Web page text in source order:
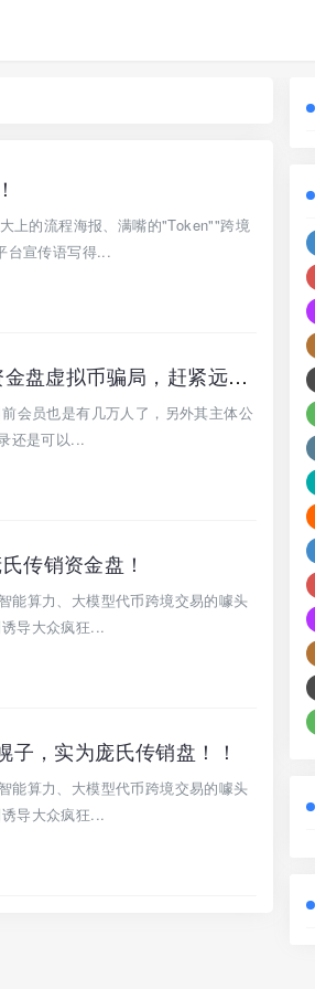
上的流程海报、满嘴的"Token""跨境
台宣传语写得...
最新曝光【启元AI分身，zipline，熊猫聚合】这3个资金盘虚拟币骗局，赶紧远离！
会员也是有几万人了，另外其主体公
还是可以...
传销资金盘！
能算力、大模型代币跨境交易的噱头
导大众疯狂...
，实为庞氏传销盘！！
能算力、大模型代币跨境交易的噱头
导大众疯狂...